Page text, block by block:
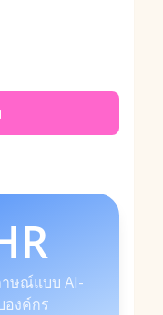
ษณ์แบบ AI-
องค์กร